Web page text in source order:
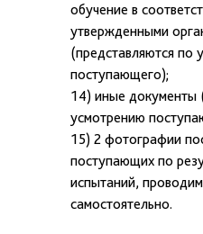
обучение в
утвержденными
(представляются по
поступающего);
14) иные документы
усмотрению
15) 2 фотографии
поступающих по
испытаний,
самостоятельно.